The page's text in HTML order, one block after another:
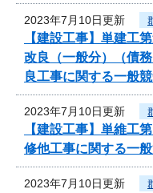
2023年7月10日更新
【建設工事】単建工
改良（一般分）（債
良工事に関する一般
2023年7月10日更新
【建設工事】単維工
修他工事に関する一
2023年7月10日更新